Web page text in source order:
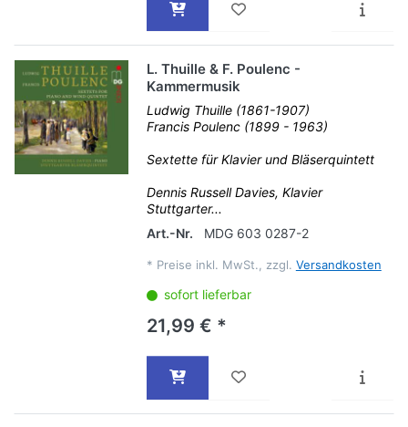
L. Thuille & F. Poulenc -
Kammermusik
Ludwig Thuille (1861-1907)
Francis Poulenc (1899 - 1963)
Sextette für Klavier und Bläserquintett
Dennis Russell Davies, Klavier
Stuttgarter...
Art.-Nr.
MDG 603 0287-2
* Preise inkl. MwSt., zzgl. Versandkosten
sofort lieferbar
21,99 € *